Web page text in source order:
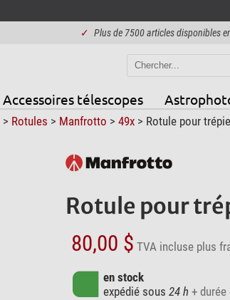
✓ Plus de 7500 articles disponibles
Accessoires télescopes
> Rotules > Manfrotto > 49x> Rotule pour
Rotule pour
80,00 $ TVA incluse plus
en stock
expédié sous 24 h +